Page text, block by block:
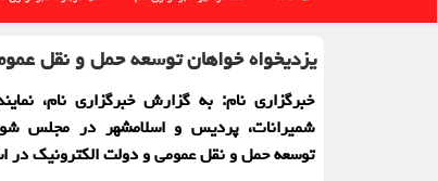
یزدیخواه خواهان توسعه حمل و نقل
خبرگزاری نام: به گزارش خبرگزاری نام،
شمیرانات، پردیس و اسلامشهر در مجلس
توسعه حمل و نقل عمومی و دولت الکترونیک در